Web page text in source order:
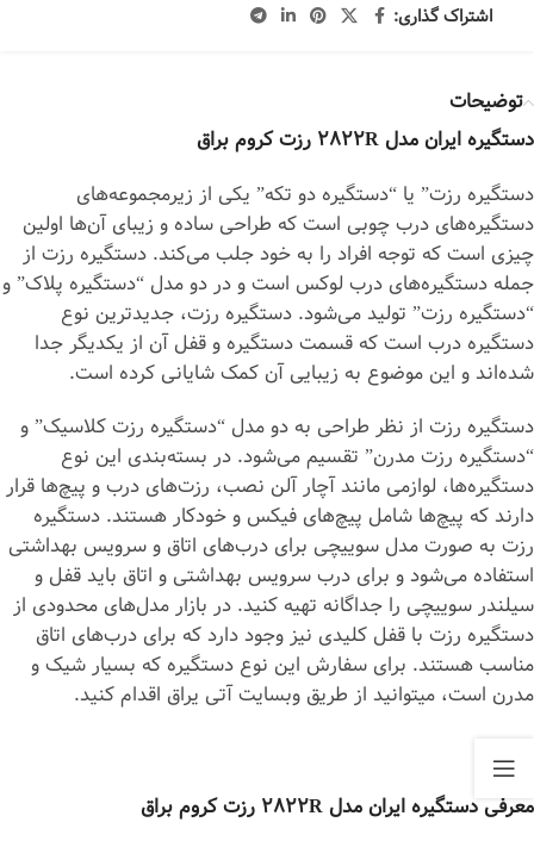
اشتراک گذاری:
توضیحات
دستگیره ایران مدل 2822R رزت کروم براق
دستگیره رزت” یا “دستگیره دو تکه” یکی از زیرمجموعه‌های
دستگیره‌های درب چوبی است که طراحی ساده و زیبای آن‌ها اولین
چیزی است که توجه افراد را به خود جلب می‌کند. دستگیره رزت از
جمله دستگیره‌های درب لوکس است و در دو مدل “دستگیره پلاک” و
“دستگیره رزت” تولید می‌شود. دستگیره رزت، جدیدترین نوع
دستگیره درب است که قسمت دستگیره و قفل آن از یکدیگر جدا
شده‌اند و این موضوع به زیبایی آن کمک شایانی کرده است.
دستگیره رزت از نظر طراحی به دو مدل “دستگیره رزت کلاسیک” و
“دستگیره رزت مدرن” تقسیم می‌شود. در بسته‌بندی این نوع
دستگیره‌ها، لوازمی مانند آچار آلن نصب، رزت‌های درب و پیچ‌ها قرار
دارند که پیچ‌ها شامل پیچ‌های فیکس و خودکار هستند. دستگیره
رزت به صورت مدل سوییچی برای درب‌های اتاق و سرویس بهداشتی
استفاده می‌شود و برای درب سرویس بهداشتی و اتاق باید قفل و
سیلندر سوییچی را جداگانه تهیه کنید. در بازار مدل‌های محدودی از
دستگیره رزت با قفل کلیدی نیز وجود دارد که برای درب‌های اتاق
مناسب هستند. برای سفارش این نوع دستگیره که بسیار شیک و
مدرن است، می‎توانید از طریق وبسایت آتی یراق اقدام کنید.
معرفی دستگیره ایران مدل 2822R رزت کروم براق